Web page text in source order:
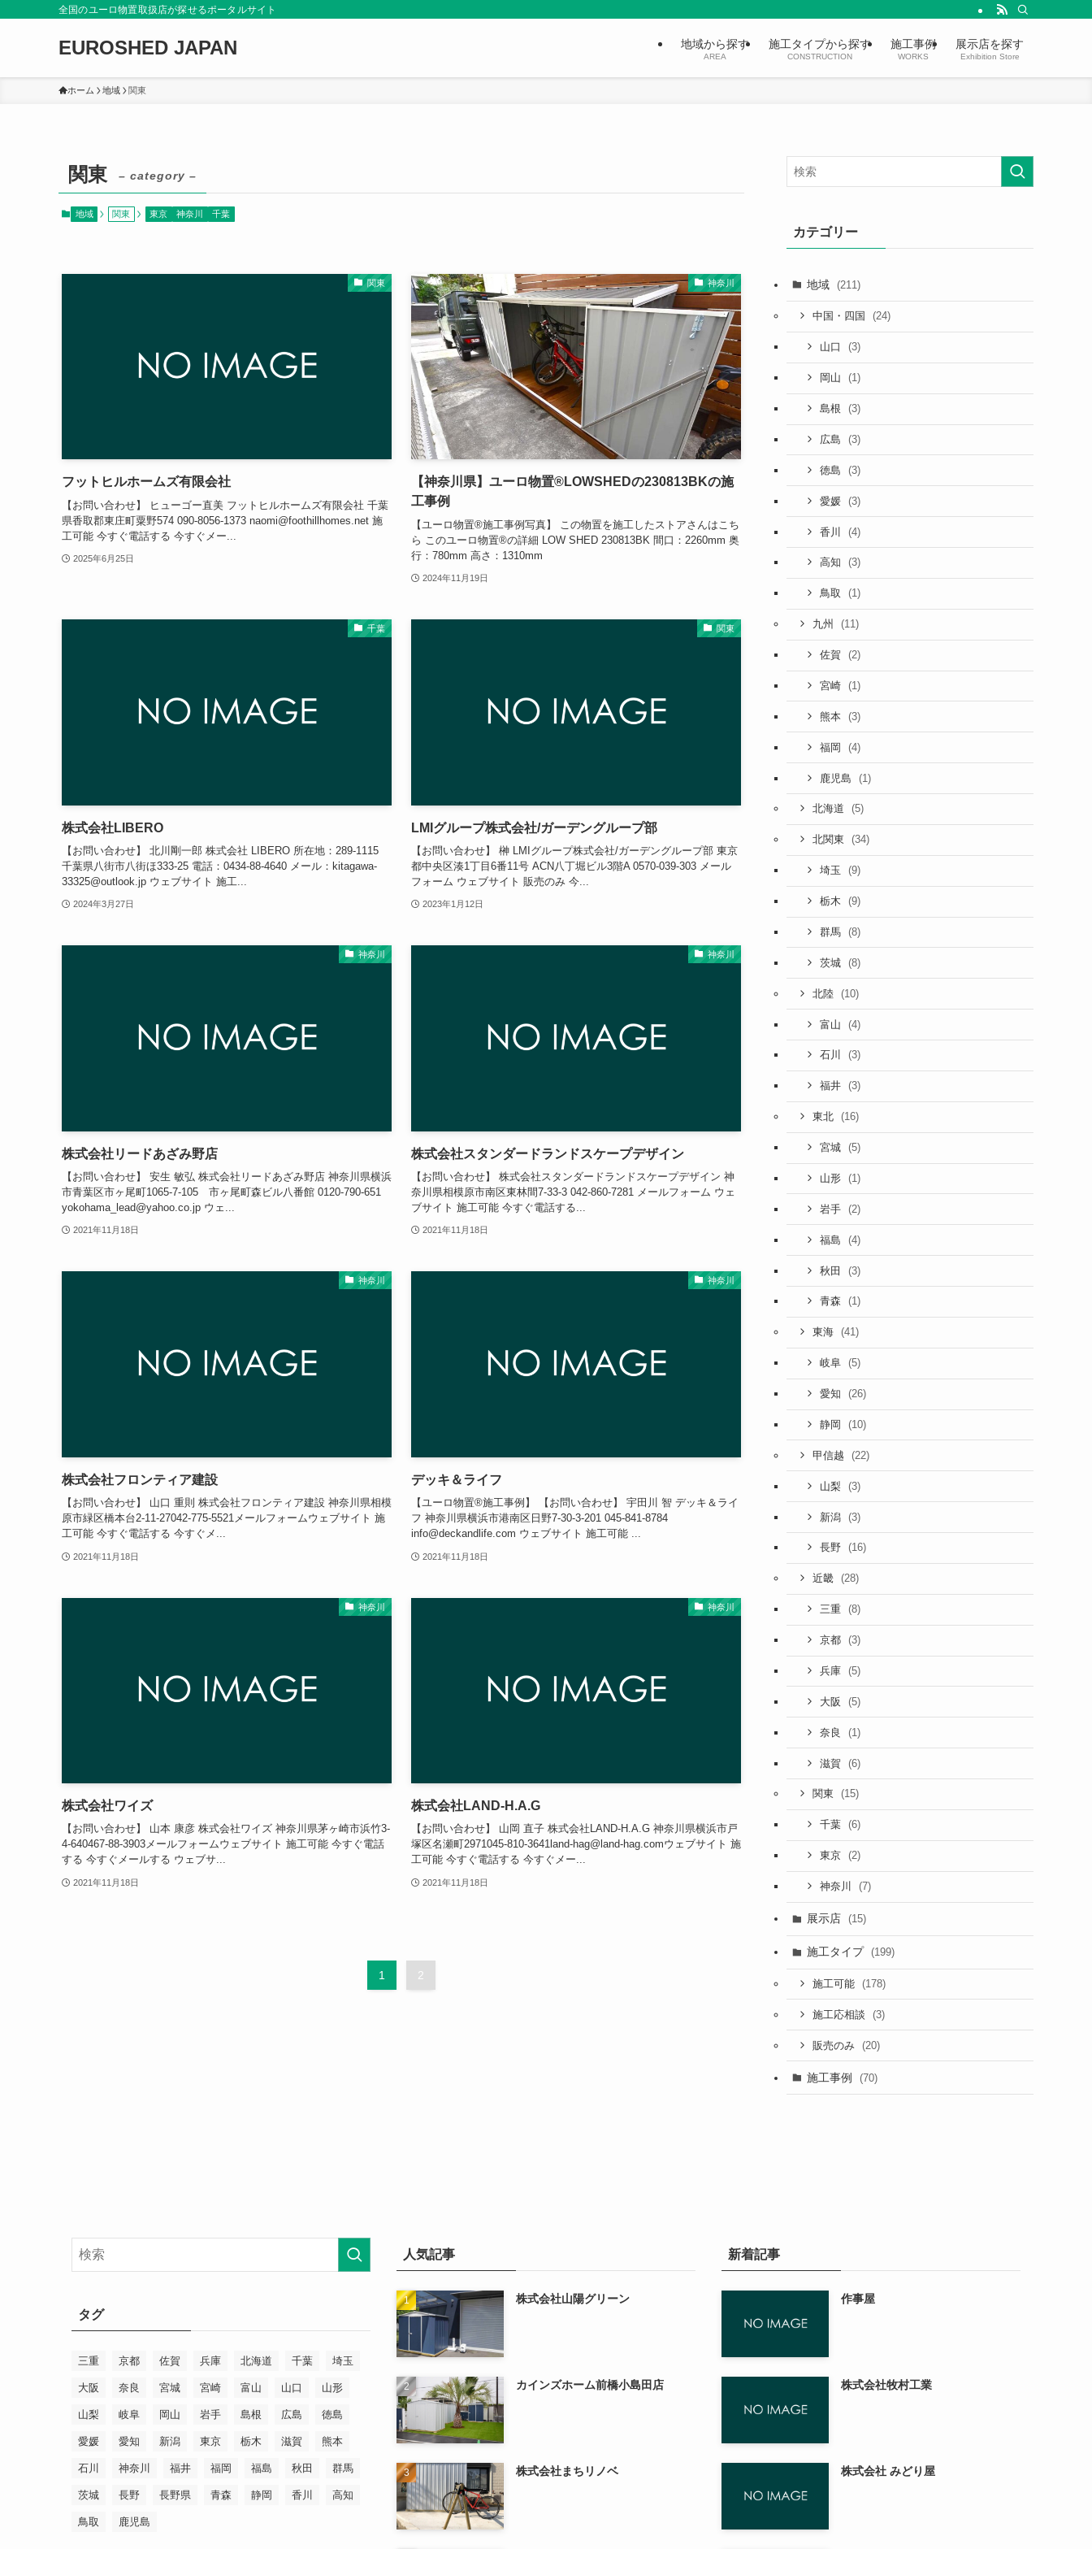
全国のユーロ物置取扱店が探せるポータルサイト
EUROSHED JAPAN 地域から探す
AREA
施工タイプから探す
CONSTRUCTION
施工事例
WORKS
展示店を探す
Exhibition Store
ホーム 地域 関東
関東 – category –
地域 関東 東京 神奈川 千葉
関東
フットヒルホームズ有限会社
【お問い合わせ】 ヒューゴー直美 フットヒルホームズ有限会社 千葉
県香取郡東庄町粟野574 090-8056-1373 naomi@foothillhomes.net 施
工可能 今すぐ電話する 今すぐメー...
2025年6月25日
神奈川
【神奈川県】ユーロ物置®LOWSHEDの230813BKの施
工事例
【ユーロ物置®施工事例写真】 この物置を施工したストアさんはこち
ら このユーロ物置®の詳細 LOW SHED 230813BK 間口：2260mm 奥
行：780mm 高さ：1310mm
2024年11月19日
千葉
株式会社LIBERO
【お問い合わせ】 北川剛一郎 株式会社 LIBERO 所在地：289-1115
千葉県八街市八街ほ333-25 電話：0434-88-4640 メール：kitagawa-
33325@outlook.jp ウェブサイト 施工...
2024年3月27日
関東
LMIグループ株式会社/ガーデングループ部
【お問い合わせ】 榊 LMIグループ株式会社/ガーデングループ部 東京
都中央区湊1丁目6番11号 ACN八丁堀ビル3階A 0570-039-303 メール
フォーム ウェブサイト 販売のみ 今...
2023年1月12日
神奈川
株式会社リードあざみ野店
【お問い合わせ】 安生 敏弘 株式会社リードあざみ野店 神奈川県横浜
市青葉区市ヶ尾町1065-7-105 市ヶ尾町森ビル八番館 0120-790-651
yokohama_lead@yahoo.co.jp ウェ...
2021年11月18日
神奈川
株式会社スタンダードランドスケープデザイン
【お問い合わせ】 株式会社スタンダードランドスケープデザイン 神
奈川県相模原市南区東林間7-33-3 042-860-7281 メールフォーム ウェ
ブサイト 施工可能 今すぐ電話する...
2021年11月18日
神奈川
株式会社フロンティア建設
【お問い合わせ】 山口 重則 株式会社フロンティア建設 神奈川県相模
原市緑区橋本台2-11-27042-775-5521メールフォームウェブサイト 施
工可能 今すぐ電話する 今すぐメ...
2021年11月18日
神奈川
デッキ＆ライフ
【ユーロ物置®施工事例】 【お問い合わせ】 宇田川 智 デッキ＆ライ
フ 神奈川県横浜市港南区日野7-30-3-201 045-841-8784
info@deckandlife.com ウェブサイト 施工可能 ...
2021年11月18日
神奈川
株式会社ワイズ
【お問い合わせ】 山本 康彦 株式会社ワイズ 神奈川県茅ヶ崎市浜竹3-
4-640467-88-3903メールフォームウェブサイト 施工可能 今すぐ電話
する 今すぐメールする ウェブサ...
2021年11月18日
神奈川
株式会社LAND-H.A.G
【お問い合わせ】 山岡 直子 株式会社LAND-H.A.G 神奈川県横浜市戸
塚区名瀬町2971045-810-3641land-hag@land-hag.comウェブサイト 施
工可能 今すぐ電話する 今すぐメー...
2021年11月18日
1 2
カテゴリー
地域 (211)
中国・四国 (24)
山口 (3)
岡山 (1)
島根 (3)
広島 (3)
徳島 (3)
愛媛 (3)
香川 (4)
高知 (3)
鳥取 (1)
九州 (11)
佐賀 (2)
宮崎 (1)
熊本 (3)
福岡 (4)
鹿児島 (1)
北海道 (5)
北関東 (34)
埼玉 (9)
栃木 (9)
群馬 (8)
茨城 (8)
北陸 (10)
富山 (4)
石川 (3)
福井 (3)
東北 (16)
宮城 (5)
山形 (1)
岩手 (2)
福島 (4)
秋田 (3)
青森 (1)
東海 (41)
岐阜 (5)
愛知 (26)
静岡 (10)
甲信越 (22)
山梨 (3)
新潟 (3)
長野 (16)
近畿 (28)
三重 (8)
京都 (3)
兵庫 (5)
大阪 (5)
奈良 (1)
滋賀 (6)
関東 (15)
千葉 (6)
東京 (2)
神奈川 (7)
展示店 (15)
施工タイプ (199)
施工可能 (178)
施工応相談 (3)
販売のみ (20)
施工事例 (70)
タグ
三重 京都 佐賀 兵庫 北海道 千葉 埼玉
大阪 奈良 宮城 宮崎 富山 山口 山形
山梨 岐阜 岡山 岩手 島根 広島 徳島
愛媛 愛知 新潟 東京 栃木 滋賀 熊本
石川 神奈川 福井 福岡 福島 秋田 群馬
茨城 長野 長野県 青森 静岡 香川 高知
鳥取 鹿児島
人気記事
株式会社山陽グリーン
カインズホーム前橋小島田店
株式会社まちリノベ
新着記事
作事屋
株式会社牧村工業
株式会社 みどり屋